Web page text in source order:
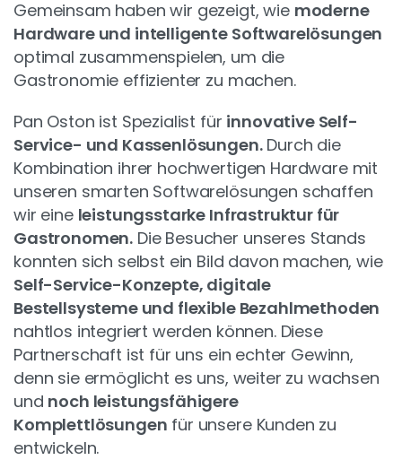
Gemeinsam haben wir gezeigt, wie moderne
Hardware und intelligente Softwarelösungen
optimal zusammenspielen, um die
Gastronomie effizienter zu machen.
Pan Oston ist Spezialist für innovative Self-
Service- und Kassenlösungen.Durch die
Kombination ihrer hochwertigen Hardware mit
unseren smarten Softwarelösungen schaffen
wir eine leistungsstarke Infrastruktur für
Gastronomen. Die Besucher unseres Stands
konnten sich selbst ein Bild davon machen, wie
Self-Service-Konzepte, digitale
Bestellsysteme und flexible Bezahlmethoden
nahtlos integriert werden können. Diese
Partnerschaft ist für uns ein echter Gewinn,
denn sie ermöglicht es uns, weiter zu wachsen
und noch leistungsfähigere
Komplettlösungen für unsere Kunden zu
entwickeln.